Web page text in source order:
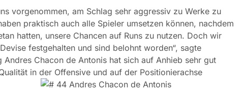
vorgenommen, am Schlag sehr aggressiv zu Werke zu
praktisch auch alle Spieler umsetzen können, nachdem
hatten, unsere Chancen auf Runs zu nutzen. Doch wir
festgehalten und sind belohnt worden“, sagte
Chacon de Antonis hat sich auf Anhieb sehr gut
in der Offensive und auf der Positionierachse